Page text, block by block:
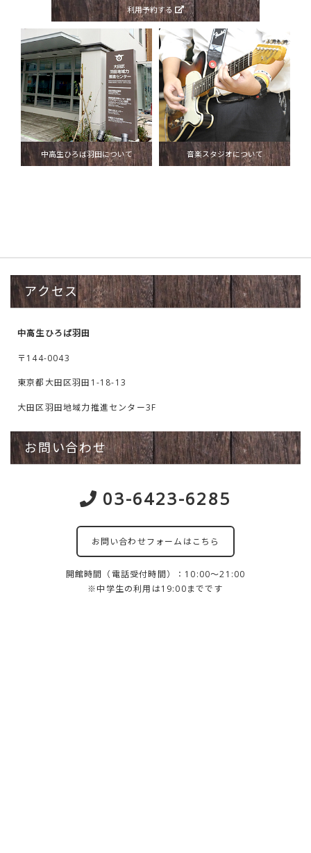
利用予約する
中高生ひろば羽田について 音楽スタジオについて
アクセス
中高生ひろば羽田
〒144-0043
東京都大田区羽田1-18-13
大田区羽田地域力推進センター3F
お問い合わせ
03-6423-6285
お問い合わせフォームはこちら
開館時間（電話受付時間）：10:00～21:00
※中学生の利用は19:00までです